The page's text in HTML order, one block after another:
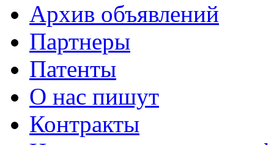
Архив объявлений
Партнеры
Патенты
О нас пишут
Контракты